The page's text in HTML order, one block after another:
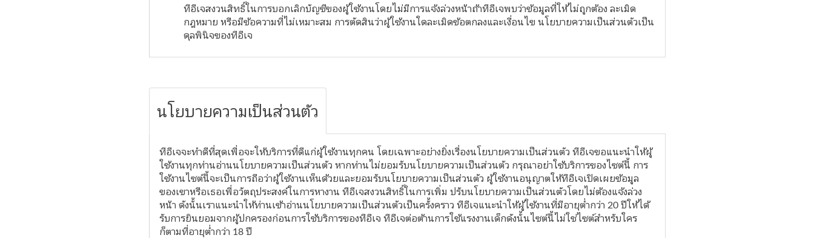
ทีอีเจสงวนสิทธิ์ในการบอกเลิกบัญชีของผู้ใช้งานโดยไม่มีการแจ้งล่วงหน้าถ้าทีอีเจพบว่าข้อมูลที่ให้ไม่ถูกต้อง ละเมิด
กฎหมาย หรือมีข้อความที่ไม่เหมาะสม การตัดสินว่าผู้ใช้งานใดละเมิดข้อตกลงและเงื่อนไข นโยบายความเป็นส่วนตัวเป็น
ดุลพินิจของทีอีเจ
นโยบายความเป็นส่วนตัว
ทีอีเจจะทำดีที่สุดเพื่อจะให้บริการที่ดีแก่ผู้ใช้งานทุกคน โดยเฉพาะอย่างยิ่งเรื่องนโยบายความเป็นส่วนตัว ทีอีเจขอแนะนำให้ผู้
ใช้งานทุกท่านอ่านนโยบายความเป็นส่วนตัว หากท่านไม่ยอมรับนโยบายความเป็นส่วนตัว กรุณาอย่าใช้บริการของไซต์นี้ การ
ใช้งานไซต์นี้จะเป็นการถือว่าผู้ใช้งานเห็นด้วยและยอมรับนโยบายความเป็นส่วนตัว ผู้ใช้งานอนุญาตให้ทีอีเจเปิดเผยข้อมูล
ของเขาหรือเธอเพื่อวัตถุประสงค์ในการหางาน ทีอีเจสงวนสิทธิ์ในการเพิ่ม ปรับนโยบายความเป็นส่วนตัวโดยไม่ต้องแจ้งล่วง
หน้า ดังนั้นเราแนะนำให้ท่านเข้าอ่านนโยบายความเป็นส่วนตัวเป็นครั้งคราว ทีอีเจแนะนำให้ผู้ใช้งานที่มีอายุต่ำกว่า 20 ปีให้ได้
รับการยินยอมจากผู้ปกครองก่อนการใช้บริการของทีอีเจ ทีอีเจต่อต้านการใช้แรงงานเด็กดังนั้นไซต์นี้ไม่ใช่ไซต์สำหรับใคร
ก็ตามที่อายุต่ำกว่า 18 ปี